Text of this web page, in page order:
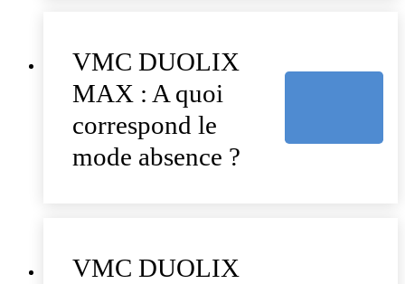
VMC DUOLIX
MAX : A quoi
correspond le
mode absence ?
VMC DUOLIX